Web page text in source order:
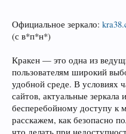
Официальное зеркало:
(с в*п*н*)
Кракeн — это одна из
пользователям широкий
удобной среде. В условиях
сайтов, актуальные
бесперебойному доступу к
расскажем, как безопасно